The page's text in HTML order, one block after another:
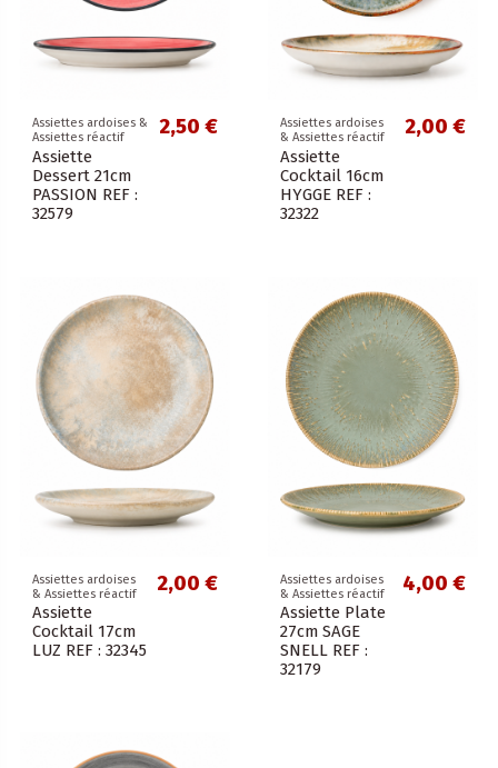
Assiettes ardoises &
Assiettes réactif
Assiette
Dessert 21cm
PASSION REF :
32579
2,50 €
Assiettes ardoises
& Assiettes réactif
Assiette
Cocktail 16cm
HYGGE REF :
32322
2,00 €
Assiettes ardoises
& Assiettes réactif
Assiette
Cocktail 17cm
LUZ REF : 32345
2,00 €
Assiettes ardoises
& Assiettes réactif
Assiette Plate
27cm SAGE
SNELL REF :
32179
4,00 €